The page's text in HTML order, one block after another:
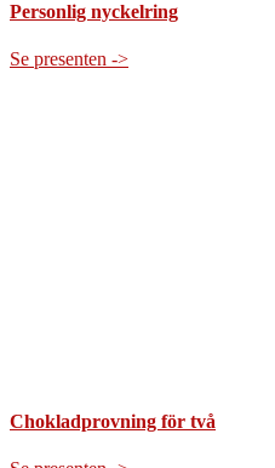
Personlig nyckelring
Se presenten ->
Chokladprovning för två